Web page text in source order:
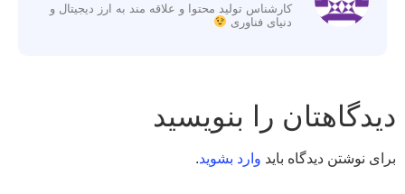
کارشناس تولید محتوا و علاقه مند به ارز دیجیتال و
دنیای فناوری
دیدگاهتان را بنویسید
برای نوشتن دیدگاه باید وارد بشوید.